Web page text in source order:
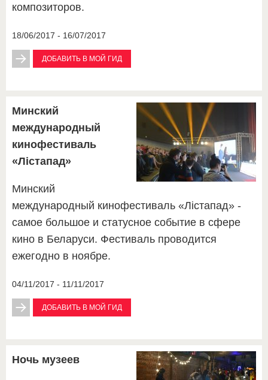
композиторов.
18/06/2017 - 16/07/2017
ДОБАВИТЬ В МОЙ ГИД
Минский
международный
кинофестиваль
«Лістапад»
Минский
международный кинофестиваль «Лістапад» -
самое большое и статусное событие в сфере
кино в Беларуси. Фестиваль проводится
ежегодно в ноябре.
04/11/2017 - 11/11/2017
ДОБАВИТЬ В МОЙ ГИД
Ночь музеев